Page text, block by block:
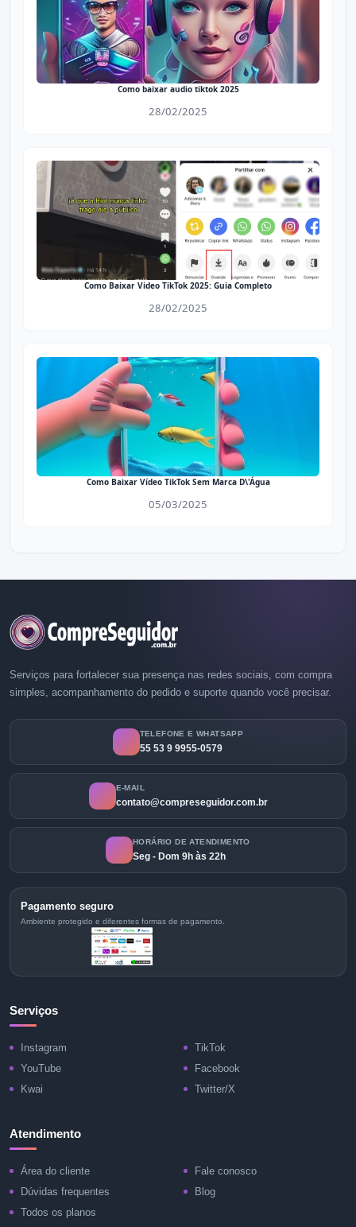
Como baixar audio tiktok​ 2025
28/02/2025
Como Baixar Video TikTok 2025: Guia Completo
28/02/2025
Como Baixar Vídeo TikTok Sem Marca D\'Água
05/03/2025
Serviços para fortalecer sua presença nas redes sociais, com compra
simples, acompanhamento do pedido e suporte quando você precisar.
TELEFONE E WHATSAPP
55 53 9 9955-0579
E-MAIL
contato@compreseguidor.com.br
HORÁRIO DE ATENDIMENTO
Seg - Dom 9h às 22h
Pagamento seguro
Ambiente protegido e diferentes formas de pagamento.
Serviços
Instagram
TikTok
YouTube
Facebook
Kwai
Twitter/X
Atendimento
Área do cliente
Fale conosco
Dúvidas frequentes
Blog
Todos os planos